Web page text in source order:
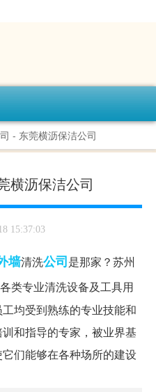
- 东莞横沥保洁公司
横沥保洁公司
15:37:03
墙清洗公司是那家？苏州
类专业清洗设备及工具用
均受到熟练的专业技能和
和指导的专家，被业界基
们能够在各种场所的建设